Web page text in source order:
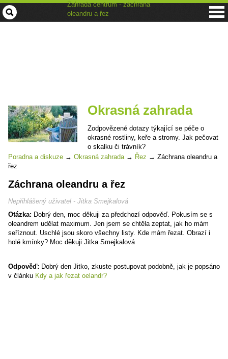
Zahrada centrum - záchrana
oleandru a řez
Okrasná zahrada
Zodpovězené dotazy týkající se péče o
okrasné rostliny, keře a stromy. Jak pečovat
o skalku či trávník?
Poradna a diskuze → Okrasná zahrada→ Řez → Záchrana oleandru a
řez
Záchrana oleandru a řez
Nepřihlášený uživatel - Jitka Smejkalová
Otázka: Dobrý den, moc děkuji za předchozí odpověď. Pokusím se s
oleandrem udělat maximum. Jen jsem se chtěla zeptat, jak ho mám
seříznout. Uschlé jsou skoro všechny listy. Kde mám řezat. Obrazí i
holé kmínky? Moc děkuji Jitka Smejkalová
Odpověď: Dobrý den Jitko, zkuste postupovat podobně, jak je popsáno
v článku Kdy a jak řezat oelandr?